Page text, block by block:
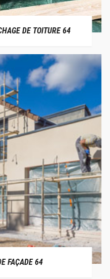
DE TOITURE 64
FAÇADE 64